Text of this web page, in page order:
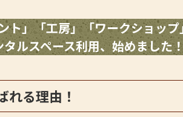
ト」「工房」「ワークショッ
ルスペース利用、始めました！
れる理由！